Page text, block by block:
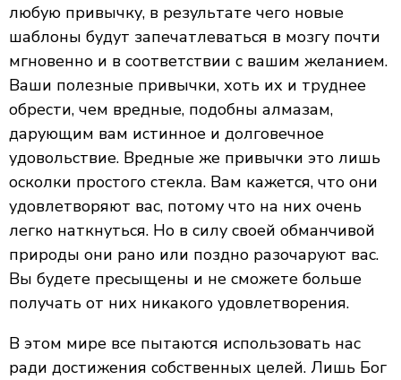
любую привычку, в результате чего новые
шаблоны будут запечатлеваться в мозгу почти
мгновенно и в соответствии с вашим желанием.
Ваши полезные привычки, хоть их и труднее
обрести, чем вредные, подобны алмазам,
дарующим вам истинное и долговечное
удовольствие. Вредные же привычки это лишь
осколки простого стекла. Вам кажется, что они
удовлетворяют вас, потому что на них очень
легко наткнуться. Но в силу своей обманчивой
природы они рано или поздно разочаруют вас.
Вы будете пресыщены и не сможете больше
получать от них никакого удовлетворения.
В этом мире все пытаются использовать нас
ради достижения собственных целей. Лишь Бог